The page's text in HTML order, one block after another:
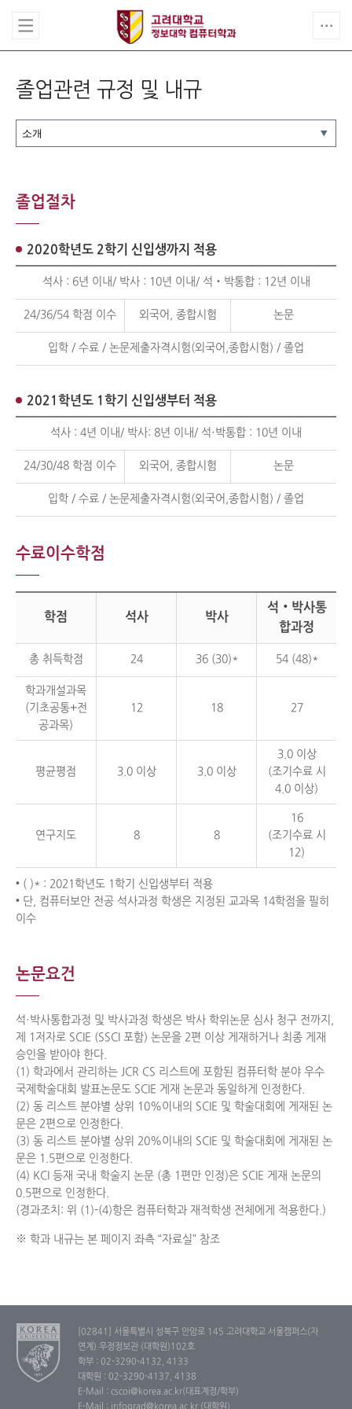
졸업관련 규정 및 내규
졸업절차
2020학년도 2학기 신입생까지 적용
석사 : 6년 이내/ 박사 : 10년 이내/ 석‧박통합 : 12년 이내
24/36/54 학점 이수 외국어, 종합시험 논문
입학 / 수료 / 논문제출자격시험(외국어,종합시험) / 졸업
2021학년도 1학기 신입생부터 적용
석사 : 4년 이내/ 박사: 8년 이내/ 석·박통합 : 10년 이내
24/30/48 학점 이수 외국어, 종합시험 논문
입학 / 수료 / 논문제출자격시험(외국어,종합시험) / 졸업
수료이수학점
학점 석사 박사
석‧박사통
합과정
총 취득학점 24 36 (30)* 54 (48)*
학과개설과목
(기초공통+전
공과목)
12 18 27
평균평점 3.0 이상 3.0 이상
3.0 이상
(조기수료 시
4.0 이상)
연구지도 8 8
16
(조기수료 시
12)
• ( )* : 2021학년도 1학기 신입생부터 적용
• 단, 컴퓨터보안 전공 석사과정 학생은 지정된 교과목 14학점을 필히
이수
논문요건
석·박사통합과정 및 박사과정 학생은 박사 학위논문 심사 청구 전까지,
제 1저자로 SCIE (SSCI 포함) 논문을 2편 이상 게재하거나 최종 게재
승인을 받아야 한다.
(1) 학과에서 관리하는 JCR CS 리스트에 포함된 컴퓨터학 분야 우수
국제학술대회 발표논문도 SCIE 게재 논문과 동일하게 인정한다.
(2) 동 리스트 분야별 상위 10%이내의 SCIE 및 학술대회에 게재된 논
문은 2편으로 인정한다.
(3) 동 리스트 분야별 상위 20%이내의 SCIE 및 학술대회에 게재된 논
문은 1.5편으로 인정한다.
(4) KCI 등재 국내 학술지 논문 (총 1편만 인정)은 SCIE 게재 논문의
0.5편으로 인정한다.
(경과조치: 위 (1)-(4)항은 컴퓨터학과 재적학생 전체에게 적용한다.)
※ 학과 내규는 본 페이지 좌측 “자료실” 참조
[02841] 서울특별시 성북구 안암로 145 고려대학교 서울캠퍼스(자
연계) 우정정보관 (대학원)102호
학부 : 02-3290-4132, 4133
대학원 : 02-3290-4137, 4138
E-Mail : cscoi@korea.ac.kr(대표계정/학부)
E-Mail : infograd@korea.ac.kr (대학원)